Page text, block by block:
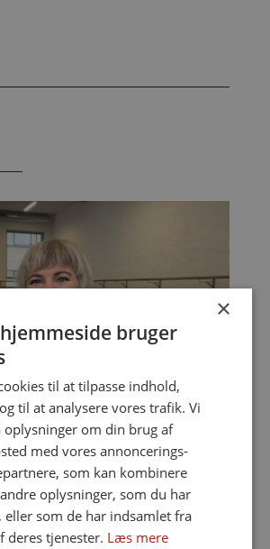
Bonde
kan du kontakte linjeleder Lene
×
bruger
til at tilpasse indhold,
til at analysere vores trafik. Vi
oplysninger om din brug af
med vores annoncerings-
som kan kombinere
oplysninger, som du har
eller som de har indsamlet fra
deres tjenester. Læs mere